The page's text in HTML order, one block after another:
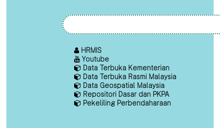
HRMIS
Youtube
Data Terbuka Kementerian
Data Terbuka Rasmi Malaysia
Data Geospatial Malaysia
Repositori Dasar dan PKPA
Pekeliling Perbendaharaan